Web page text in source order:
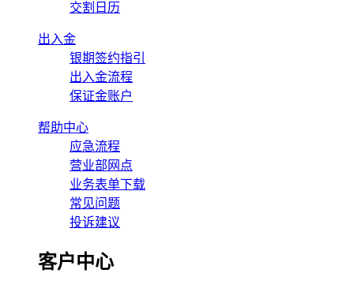
交割日历
出入金
银期签约指引
出入金流程
保证金账户
帮助中心
应急流程
营业部网点
业务表单下载
常见问题
投诉建议
客户中心